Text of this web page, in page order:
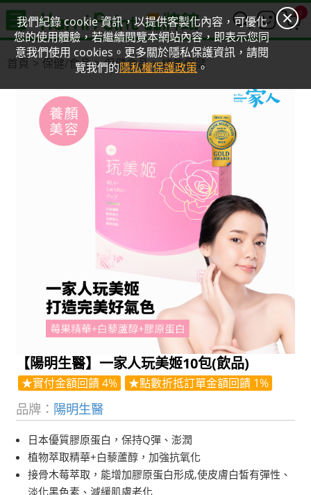
我們紀錄 cookie 資訊，以提供客製化內容，可優化
您的使用體驗，若繼續閱覽本網站內容，即表示您同
意我們使用 cookies。更多關於隱私保護資訊，請閱
覽我們的隱私權保護政策。
0
首頁 保健/食品 保健食品 機能保健
【陽明生醫】一家人玩美姬10包(飲品)
★實付金額回饋 4% ★點數折抵訂單金額回饋 1%
品牌： 陽明生醫
日本優質膠原蛋白，保持Q彈、澎潤
植物萃取精華+白藜蘆醇，加強抗氧化
接骨木莓萃取，能增加膠原蛋白形成,使皮膚白皙有彈性、
淡化黑色素、減緩肌膚老化